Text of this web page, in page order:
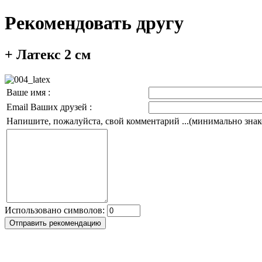
Рекомендовать другу
+ Латекс 2 см
Ваше имя :
Email Ваших друзей :
Напишите, пожалуйста, свой комментарий ...(минимально
Использовано символов: